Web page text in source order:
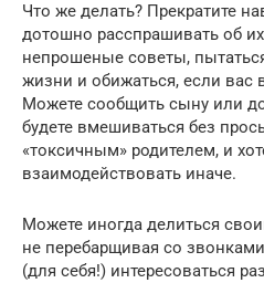
Что же делать? Прекратите
дотошно расспрашивать об
непрошеные советы,
жизни и обижаться, если вас
Можете сообщить сыну или
будете вмешиваться без
«токсичным» родителем, и
взаимодействовать иначе.
Можете иногда делиться
не перебарщивая со
(для себя!) интересоваться